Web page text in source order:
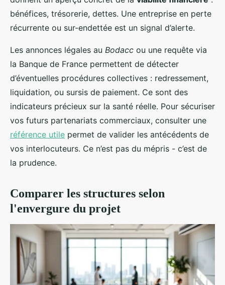
bénéfices, trésorerie, dettes. Une entreprise en perte
récurrente ou sur-endettée est un signal d’alerte.
Les annonces légales au Bodacc ou une requête via
la Banque de France permettent de détecter
d’éventuelles procédures collectives : redressement,
liquidation, ou sursis de paiement. Ce sont des
indicateurs précieux sur la santé réelle. Pour sécuriser
vos futurs partenariats commerciaux, consulter une
référence utile permet de valider les antécédents de
vos interlocuteurs. Ce n’est pas du mépris - c’est de
la prudence.
Comparer les structures selon
l'envergure du projet